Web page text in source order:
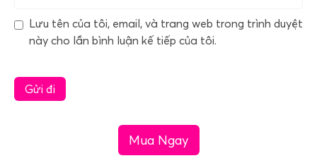
Lưu tên của tôi, email, và trang web trong trình duyệt
này cho lần bình luận kế tiếp của tôi.
Mua Ngay